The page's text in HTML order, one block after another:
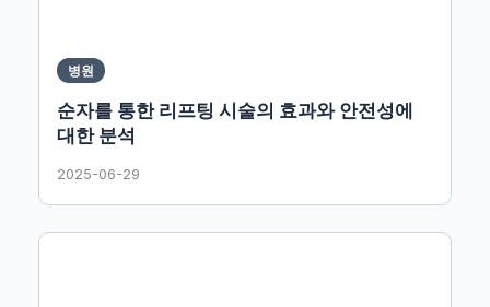
병원
순자를 통한 리프팅 시술의 효과와 안전성에
대한 분석
2025-06-29